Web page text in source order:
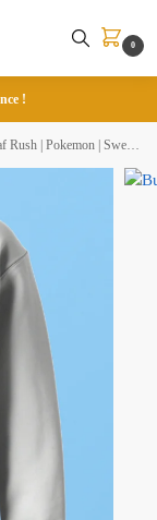
0
!
| Pokemon | Sweatshirt brodé